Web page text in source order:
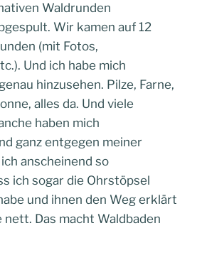
Waldrunden
Wir kamen auf 12
(mit Fotos,
Und ich habe mich
hinzusehen. Pilze, Farne,
alles da. Und viele
haben mich
ganz entgegen meiner
anscheinend so
ich sogar die Ohrstöpsel
und ihnen den Weg erklärt
nett. Das macht Waldbaden